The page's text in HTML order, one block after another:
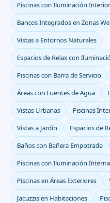
Piscinas con Iluminación Interior
Bancos Integrados en Zonas
Vistas a Entornos Naturales
Espacios de Relax con
Piscinas con Barra de Servicio
Áreas con Fuentes de Agua
Vistas Urbanas
Piscinas
Vistas a Jardín
Espacios de
Baños con Bañera Empotrada
Piscinas con Iluminación Interna
Piscinas en Áreas Exteriores
Jacuzzis en Habitaciones